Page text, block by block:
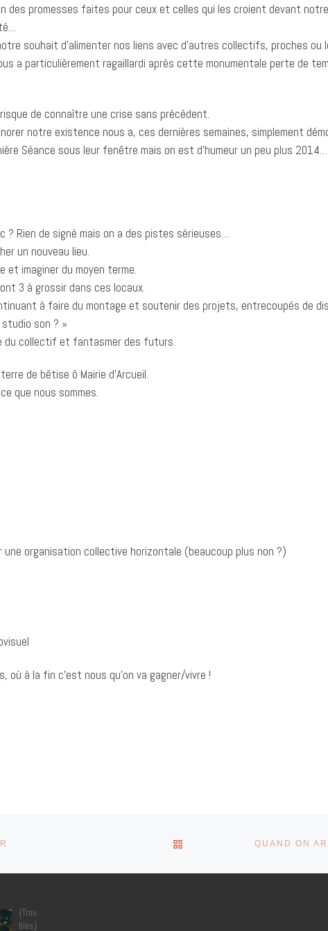
des promesses faites pour ceux et celles qui les croient devant
souhait d’alimenter nos liens avec d’autres collectifs, proches
a particulièrement ragaillardi après cette monumentale perte de
de connaître une crise sans précédent.
notre existence nous a, ces dernières semaines, simplement
Séance sous leur fenêtre mais on est d’humeur un peu plus 2014…
? Rien de signé mais on a des pistes sérieuses…
un nouveau lieu.
et imaginer du moyen terme.
3 à grossir dans ces locaux.
à faire du montage et soutenir des projets, entrecoupés de
son ? »
du collectif et fantasmer des futurs.
de bêtise ô Mairie d’Arcueil.
que nous sommes.
organisation collective horizontale (beaucoup plus non ?)
à la fin c’est nous qu’on va gagner/vivre !
RETOUR À LA LISTE DES
{Trou
bles}